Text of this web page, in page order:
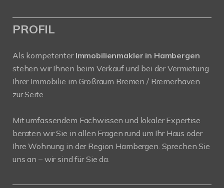
PROFIL
Als kompetenter Immobilienmakler in Hambergen
stehen wir Ihnen beim Verkauf und bei der Vermietung
Ihrer Immobilie im Großraum Bremen / Bremerhaven
zur Seite.
Mit umfassendem Fachwissen und lokaler Expertise
beraten wir Sie in allen Fragen rund um Ihr Haus oder
Ihre Wohnung in der Region Hambergen. Sprechen Sie
uns an – wir sind für Sie da.